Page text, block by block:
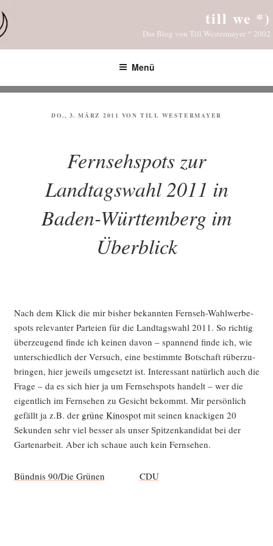
Inhalt
springen
till we *)
Das Blog von Till Westermayer * 2002
Menü
VERÖFFENTLICHT
DO., 3. MÄRZ 2011 VON TILL WESTERMAYER
Fernsehspots zur
Landtagswahl 2011 in
Baden-Württemberg im
Überblick
Nach dem Klick die mir bis­her bekann­ten Fern­seh-Wahl­wer­be­
spots rele­van­ter Par­tei­en für die Land­tags­wahl 2011. So rich­tig
über­zeu­gend fin­de ich kei­nen davon – span­nend fin­de ich, wie
unter­schied­lich der Ver­such, eine bestimm­te Bot­schaft rüber­zu­
brin­gen, hier jeweils umge­setzt ist. Inter­es­sant natür­lich auch die
Fra­ge – da es sich hier ja um Fern­seh­spots han­delt – wer die
eigent­lich im Fern­se­hen zu Gesicht bekommt. Mir per­sön­lich
gefällt ja z.B. der grü­ne Kino­spotmit sei­nen kna­cki­gen 20
Sekun­den sehr viel bes­ser als unser Spit­zen­kan­di­dat bei der
Gar­ten­ar­beit. Aber ich schaue auch kein Fernsehen.
Bünd­nis 90/Die Grü­nen CDU